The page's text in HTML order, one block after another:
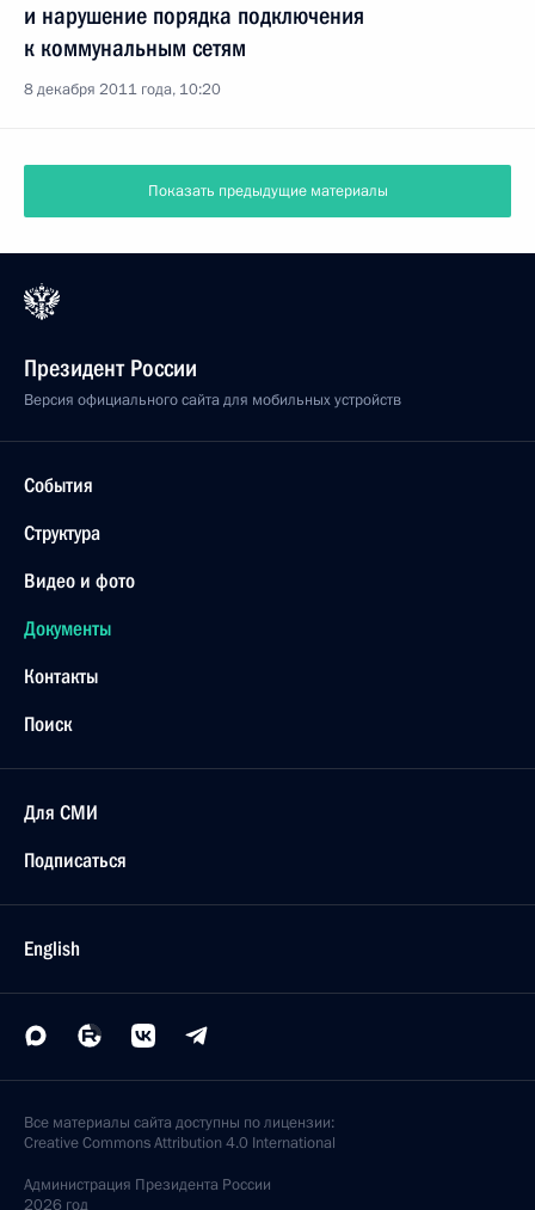
и нарушение порядка подключения
к коммунальным сетям
8 декабря 2011 года, 10:20
Показать предыдущие материалы
Президент России
Версия официального сайта для мобильных устройств
События
Структура
Видео и фото
Документы
Контакты
Поиск
Для СМИ
Подписаться
English
Все материалы сайта доступны по лицензии:
Creative Commons Attribution 4.0 International
Администрация Президента России
2026 год